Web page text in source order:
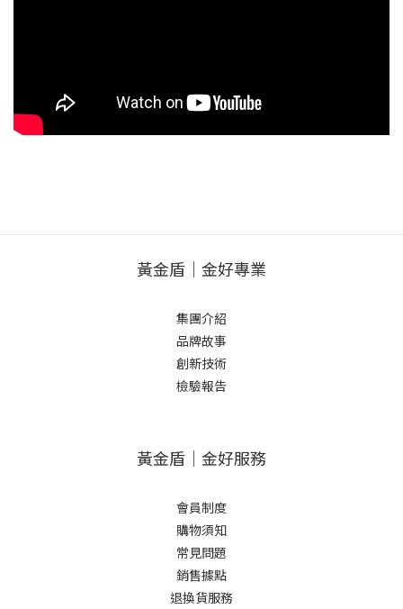
黃金盾｜金好專業
集團介紹
品牌故事
創新技術
檢驗報告
黃金盾｜金好服務
會員制度
購物須知
常見問題
銷售據點
退換貨服務